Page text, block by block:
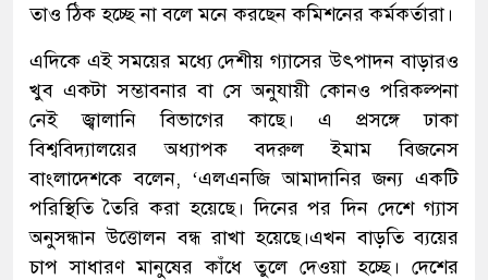
তাও ঠিক হচ্ছে না বলে মনে করছেন কমিশনের কর্মকর্তারা।
এদিকে এই সময়ের মধ্যে দেশীয় গ্যাসের উৎপাদন বাড়ারও
খুব একটা সম্ভাবনার বা সে অনুযায়ী কোনও পরিকল্পনা
নেই জ্বালানি বিভাগের কাছে। এ প্রসঙ্গে ঢাকা
বিশ্ববিদ্যালয়ের অধ্যাপক বদরুল ইমাম বিজনেস
বাংলাদেশকে বলেন, ‘এলএনজি আমাদানির জন্য একটি
পরিস্থিতি তৈরি করা হয়েছে। দিনের পর দিন দেশে গ্যাস
অনুসন্ধান উত্তোলন বন্ধ রাখা হয়েছে।এখন বাড়তি ব্যয়ের
চাপ সাধারণ মানুষের কাঁধে তুলে দেওয়া হচ্ছে। দেশের